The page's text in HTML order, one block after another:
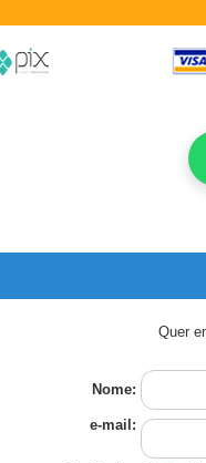
Quer
Nome:
e-mail: